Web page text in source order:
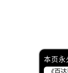
本页永